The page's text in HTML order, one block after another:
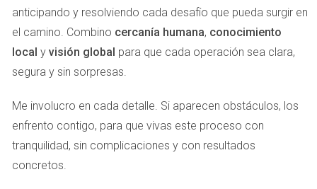
residencia prolongada puede beneficiar a los propietarios.
Caso de estudio 2: Inversión en propiedades
Alicia compró un piso como inversión y lo alquiló durante
declarar la ganancia patrimonial en su declaración de IRPF.
Sin embargo, pudo aplicar deducciones por los gastos
incurridos durante el alquiler, lo que disminuyó su base
imponible. Este caso resalta la importancia de llevar un
anticipando y resolviendo cada desafío que pueda surgir en
el camino. Combino cercanía humana, conocimiento
local y visión global para que cada operación sea clara,
segura y sin sorpresas.
Me involucro en cada detalle. Si aparecen obstáculos, los
enfrento contigo, para que vivas este proceso con
tranquilidad, sin complicaciones y con resultados
concretos.